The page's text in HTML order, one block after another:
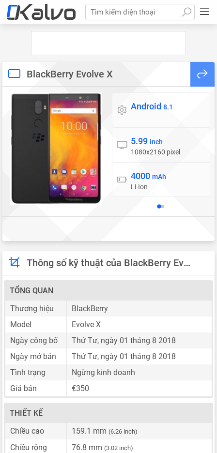
Tìm kiếm điện thoại
BlackBerry Evolve X
Hệ điều hành
Android 8.1
Màn hình
5.99 inch
1080x2160 pixel
Pin
4000 mAh
Li-Ion
Thông số kỹ thuật của BlackBerry Evolve X
TỔNG QUAN
Thương hiệu
BlackBerry
Model
Evolve X
Ngày công bố
Thứ Tư, ngày 01 tháng 8 2018
Ngày mở bán
Thứ Tư, ngày 01 tháng 8 2018
Tình trạng
Ngừng kinh doanh
Giá bán
€350
THIẾT KẾ
Chiều cao
159.1 mm (6.26 inch)
Chiều rộng 76.8 mm (3.02 inch)